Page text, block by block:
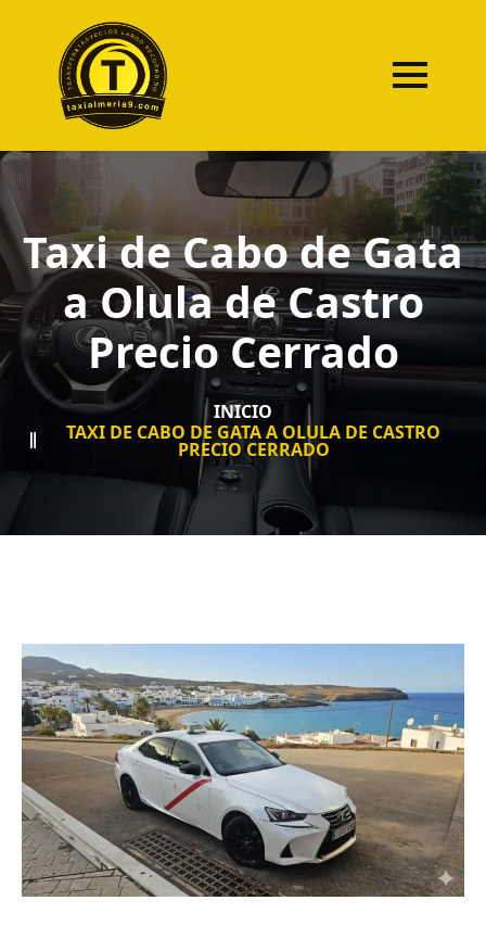
Taxi de Cabo de Gata
a Olula de Castro
Precio Cerrado
INICIO
TAXI DE CABO DE GATA A OLULA DE CASTRO
PRECIO CERRADO